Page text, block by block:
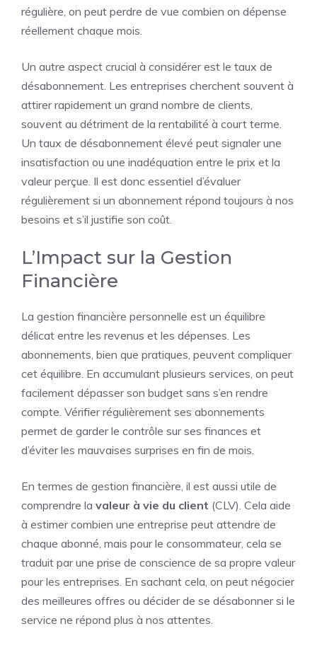
régulière, on peut perdre de vue combien on dépense
réellement chaque mois.
Un autre aspect crucial à considérer est le taux de
désabonnement. Les entreprises cherchent souvent à
attirer rapidement un grand nombre de clients,
souvent au détriment de la rentabilité à court terme.
Un taux de désabonnement élevé peut signaler une
insatisfaction ou une inadéquation entre le prix et la
valeur perçue. Il est donc essentiel d’évaluer
régulièrement si un abonnement répond toujours à nos
besoins et s’il justifie son coût.
L’Impact sur la Gestion
Financière
La gestion financière personnelle est un équilibre
délicat entre les revenus et les dépenses. Les
abonnements, bien que pratiques, peuvent compliquer
cet équilibre. En accumulant plusieurs services, on peut
facilement dépasser son budget sans s’en rendre
compte. Vérifier régulièrement ses abonnements
permet de garder le contrôle sur ses finances et
d’éviter les mauvaises surprises en fin de mois.
En termes de gestion financière, il est aussi utile de
comprendre la valeur à vie du client (CLV). Cela aide
à estimer combien une entreprise peut attendre de
chaque abonné, mais pour le consommateur, cela se
traduit par une prise de conscience de sa propre valeur
pour les entreprises. En sachant cela, on peut négocier
des meilleures offres ou décider de se désabonner si le
service ne répond plus à nos attentes.